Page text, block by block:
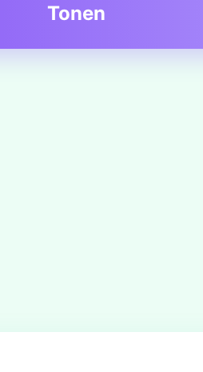
Tonen